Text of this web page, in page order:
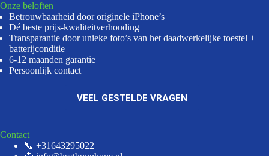
Onze beloften
Betrouwbaarheid door originele iPhone’s
Dé beste prijs-kwaliteitverhouding
Transparantie door unieke foto’s van het daadwerkelijke toestel +
batterijconditie
6-12 maanden garantie
Persoonlijk contact
VEEL GESTELDE VRAGEN
Contact
📞 +31643295022